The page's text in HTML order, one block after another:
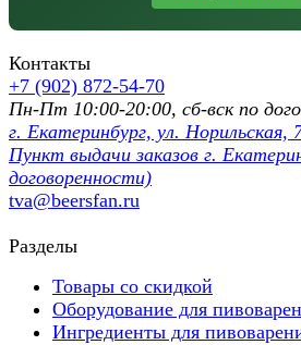
Контакты
+7 (902) 872-54-70
Пн-Пт 10:00-20:00, сб-вск по
г. Екатеринбург, ул. Норильская,
Пункт выдачи заказов г.
договоренности)
tva@beersfan.ru
Разделы
Товары со скидкой
Оборудование для
Ингредиенты для